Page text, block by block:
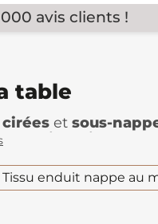
000 avis clients !
table
et sous-
étant fonctionnelles.
contre les
Tissu enduit nappe au